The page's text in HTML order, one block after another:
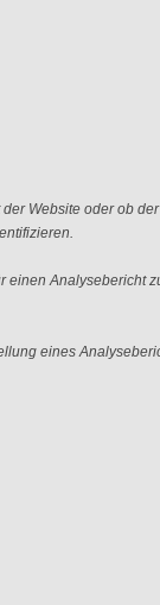
Website oder ob
Analysebericht
eines